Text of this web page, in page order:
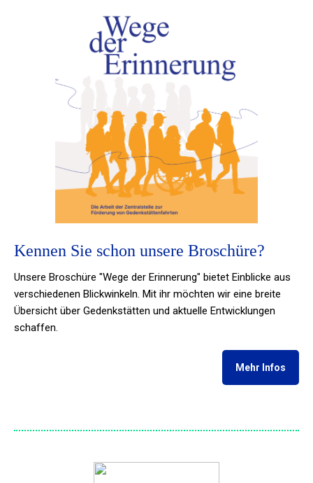
Kennen Sie schon unsere Broschüre?
Unsere Broschüre "Wege der Erinnerung" bietet Einblicke aus
verschiedenen Blickwinkeln. Mit ihr möchten wir eine breite
Übersicht über Gedenkstätten und aktuelle Entwicklungen
schaffen.
Mehr Infos